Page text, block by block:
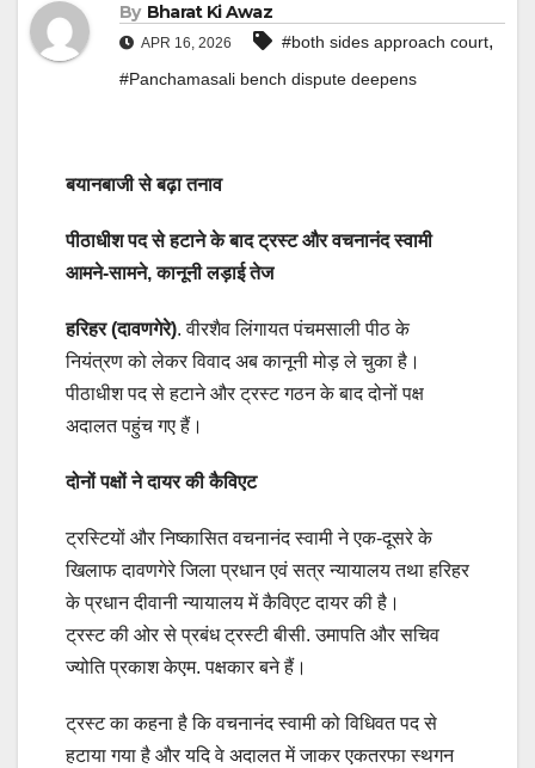
By Bharat Ki Awaz
APR 16, 2026 #both sides approach court,
#Panchamasali bench dispute deepens
बयानबाजी से बढ़ा तनाव
पीठाधीश पद से हटाने के बाद ट्रस्ट और वचनानंद स्वामी
आमने-सामने, कानूनी लड़ाई तेज
हरिहर (दावणगेरे). वीरशैव लिंगायत पंचमसाली पीठ के
नियंत्रण को लेकर विवाद अब कानूनी मोड़ ले चुका है।
पीठाधीश पद से हटाने और ट्रस्ट गठन के बाद दोनों पक्ष
अदालत पहुंच गए हैं।
दोनों पक्षों ने दायर की कैविएट
ट्रस्टियों और निष्कासित वचनानंद स्वामी ने एक-दूसरे के
खिलाफ दावणगेरे जिला प्रधान एवं सत्र न्यायालय तथा हरिहर
के प्रधान दीवानी न्यायालय में कैविएट दायर की है।
ट्रस्ट की ओर से प्रबंध ट्रस्टी बीसी. उमापति और सचिव
ज्योति प्रकाश केएम. पक्षकार बने हैं।
ट्रस्ट का कहना है कि वचनानंद स्वामी को विधिवत पद से
हटाया गया है और यदि वे अदालत में जाकर एकतरफा स्थगन